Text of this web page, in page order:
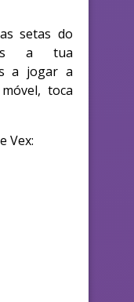
setas do
a tua
a jogar a
toca
Vex: